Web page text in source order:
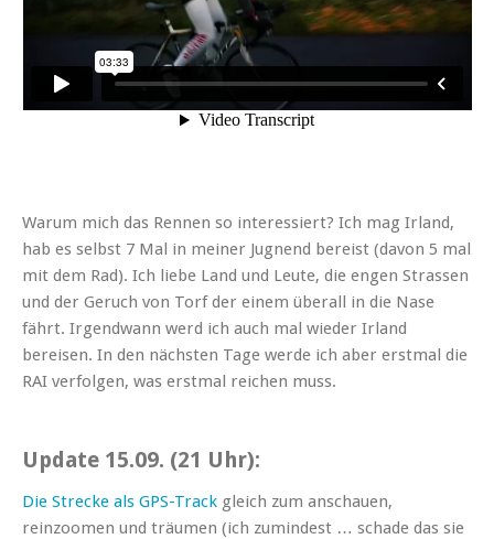
Warum mich das Rennen so interessiert? Ich mag Irland,
hab es selbst 7 Mal in meiner Jugnend bereist (davon 5 mal
mit dem Rad). Ich liebe Land und Leute, die engen Strassen
und der Geruch von Torf der einem überall in die Nase
fährt. Irgendwann werd ich auch mal wieder Irland
bereisen. In den nächsten Tage werde ich aber erstmal die
RAI verfolgen, was erstmal reichen muss.
Update 15.09. (21 Uhr):
Die Strecke als GPS-Track gleich zum anschauen,
reinzoomen und träumen (ich zumindest … schade das sie